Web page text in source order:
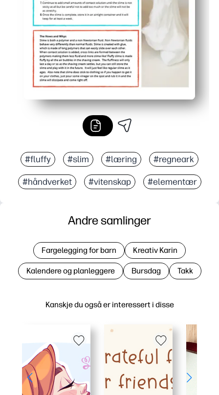
#fluffy #slim #læring #regneark
#håndverket #vitenskap #elementær
Kanskje du også er interessert i disse
Andre samlinger
Fargelegging for barn Kreativ Karin
Kalendere og planleggere Bursdag Takk